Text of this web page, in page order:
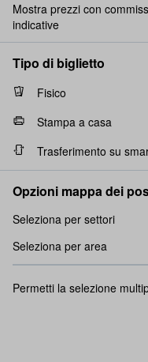
Mostra prezzi con
indicative
Tipo di biglietto
Fisico
Stampa a casa
Trasferimento su
Opzioni mappa dei
Seleziona per settori
Seleziona per area
Permetti la selezione